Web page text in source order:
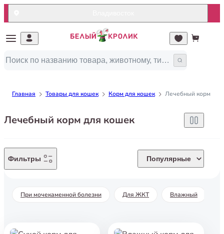
Главная Товары для кошек Корм для кошек Лечебный корм для
Лечебный корм для кошек
Фильтры Популярные
При мочекаменной болезни Для ЖКТ Влажный